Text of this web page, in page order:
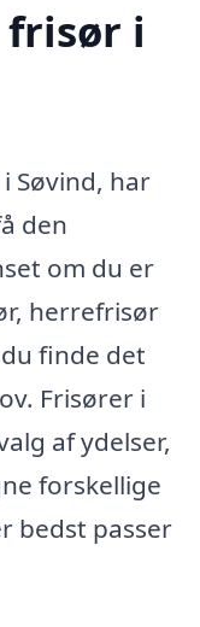
frisør i
Søvind, har
den
om du er
herrefrisør
finde det
Frisører i
af ydelser,
forskellige
bedst passer